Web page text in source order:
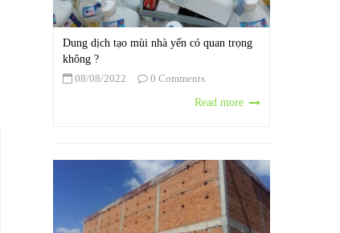
Dung dịch tạo mùi nhà yến có quan trọng
không ?
08/08/2022
0 Comments
Read more